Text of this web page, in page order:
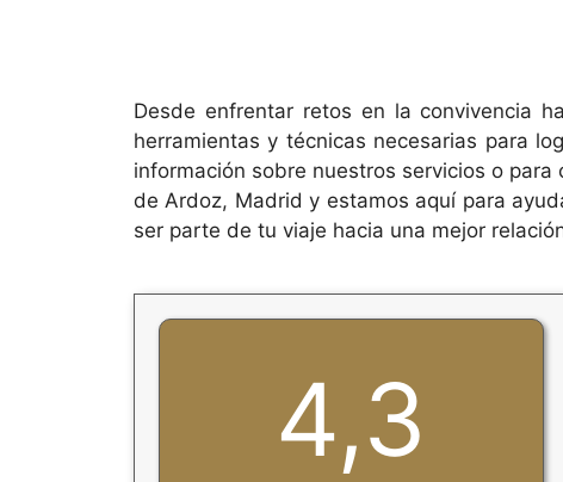
Desde enfrentar retos en la convivencia
herramientas y técnicas necesarias para
información sobre nuestros servicios o
de Ardoz, Madrid y estamos aquí para
ser parte de tu viaje hacia una mejor
4,3